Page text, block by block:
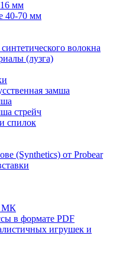
мм
40-70 мм
волокна
(лузга)
замша
стрейч
спилок
(Synthetics) от Probear
МК
в формате PDF
игрушек и